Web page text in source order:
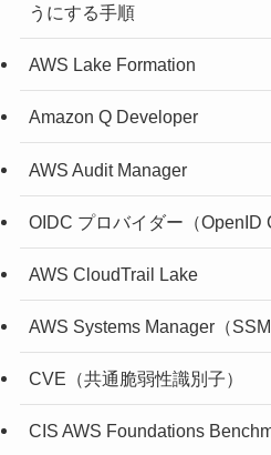
うにする手順
AWS Lake Formation
Amazon Q Developer
AWS Audit Manager
OIDC プロバイダー（OpenID
AWS CloudTrail Lake
AWS Systems Manager（SSM
CVE（共通脆弱性識別子）
CIS AWS Foundations